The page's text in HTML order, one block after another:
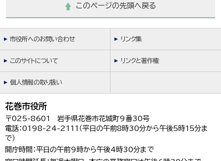
このページの先頭へ戻る
市役所へのお問い合わせ リンク集
このサイトについて リンクと著作権
個人情報の取り扱い
花巻市役所
〒025-8601 岩手県花巻市花城町9番30号
電話：0198-24-2111（平日の午前8時30分から午後5時15分ま
で）
開庁時間：平日の午前9時から午後4時30分まで